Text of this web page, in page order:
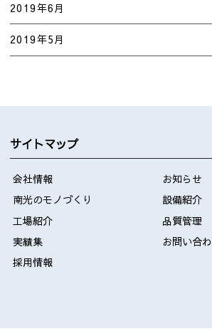
2019年6月
2019年5月
サイトマップ
会社情報
お知らせ
南光のモノづくり
設備紹介
工場紹介
品質管理
実績集
お問い合
採用情報